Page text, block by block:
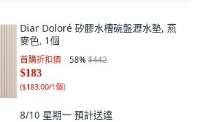
Diar Doloré 矽膠水槽碗盤瀝水墊, 燕
麥色, 1個
首購折扣價 58%$442
$183
($183.00/1個)
8/10 星期一 預計送達